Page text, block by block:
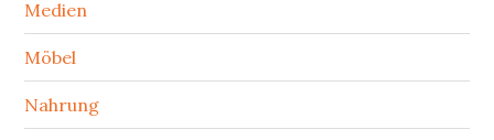
Medien
Möbel
Nahrung